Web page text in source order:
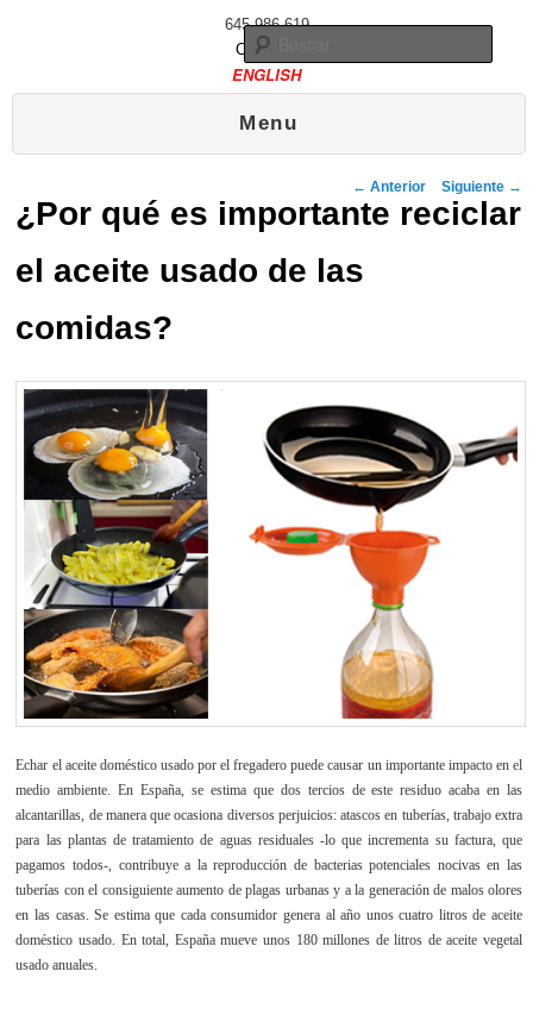
645 986 619
Contacto
ENGLISH
Menu
Navegador de artículos
← Anterior Siguiente →
¿Por qué es importante reciclar
el aceite usado de las
comidas?
Echar el aceite doméstico usado por el fregadero puede causar un importante impacto en el
medio ambiente. En España, se estima que dos tercios de este residuo acaba en las
alcantarillas, de manera que ocasiona diversos perjuicios: atascos en tuberías, trabajo extra
para las plantas de tratamiento de aguas residuales -lo que incrementa su factura, que
pagamos todos-, contribuye a la reproducción de bacterias potenciales nocivas en las
tuberías con el consiguiente aumento de plagas urbanas y a la generación de malos olores
en las casas. Se estima que cada consumidor genera al año unos cuatro litros de aceite
doméstico usado. En total, España mueve unos 180 millones de litros de aceite vegetal
usado anuales.